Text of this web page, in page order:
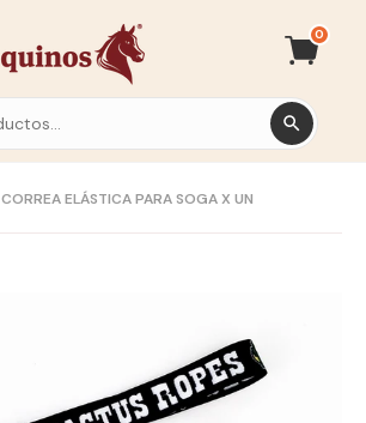
0
CORREA ELÁSTICA PARA SOGA X UN